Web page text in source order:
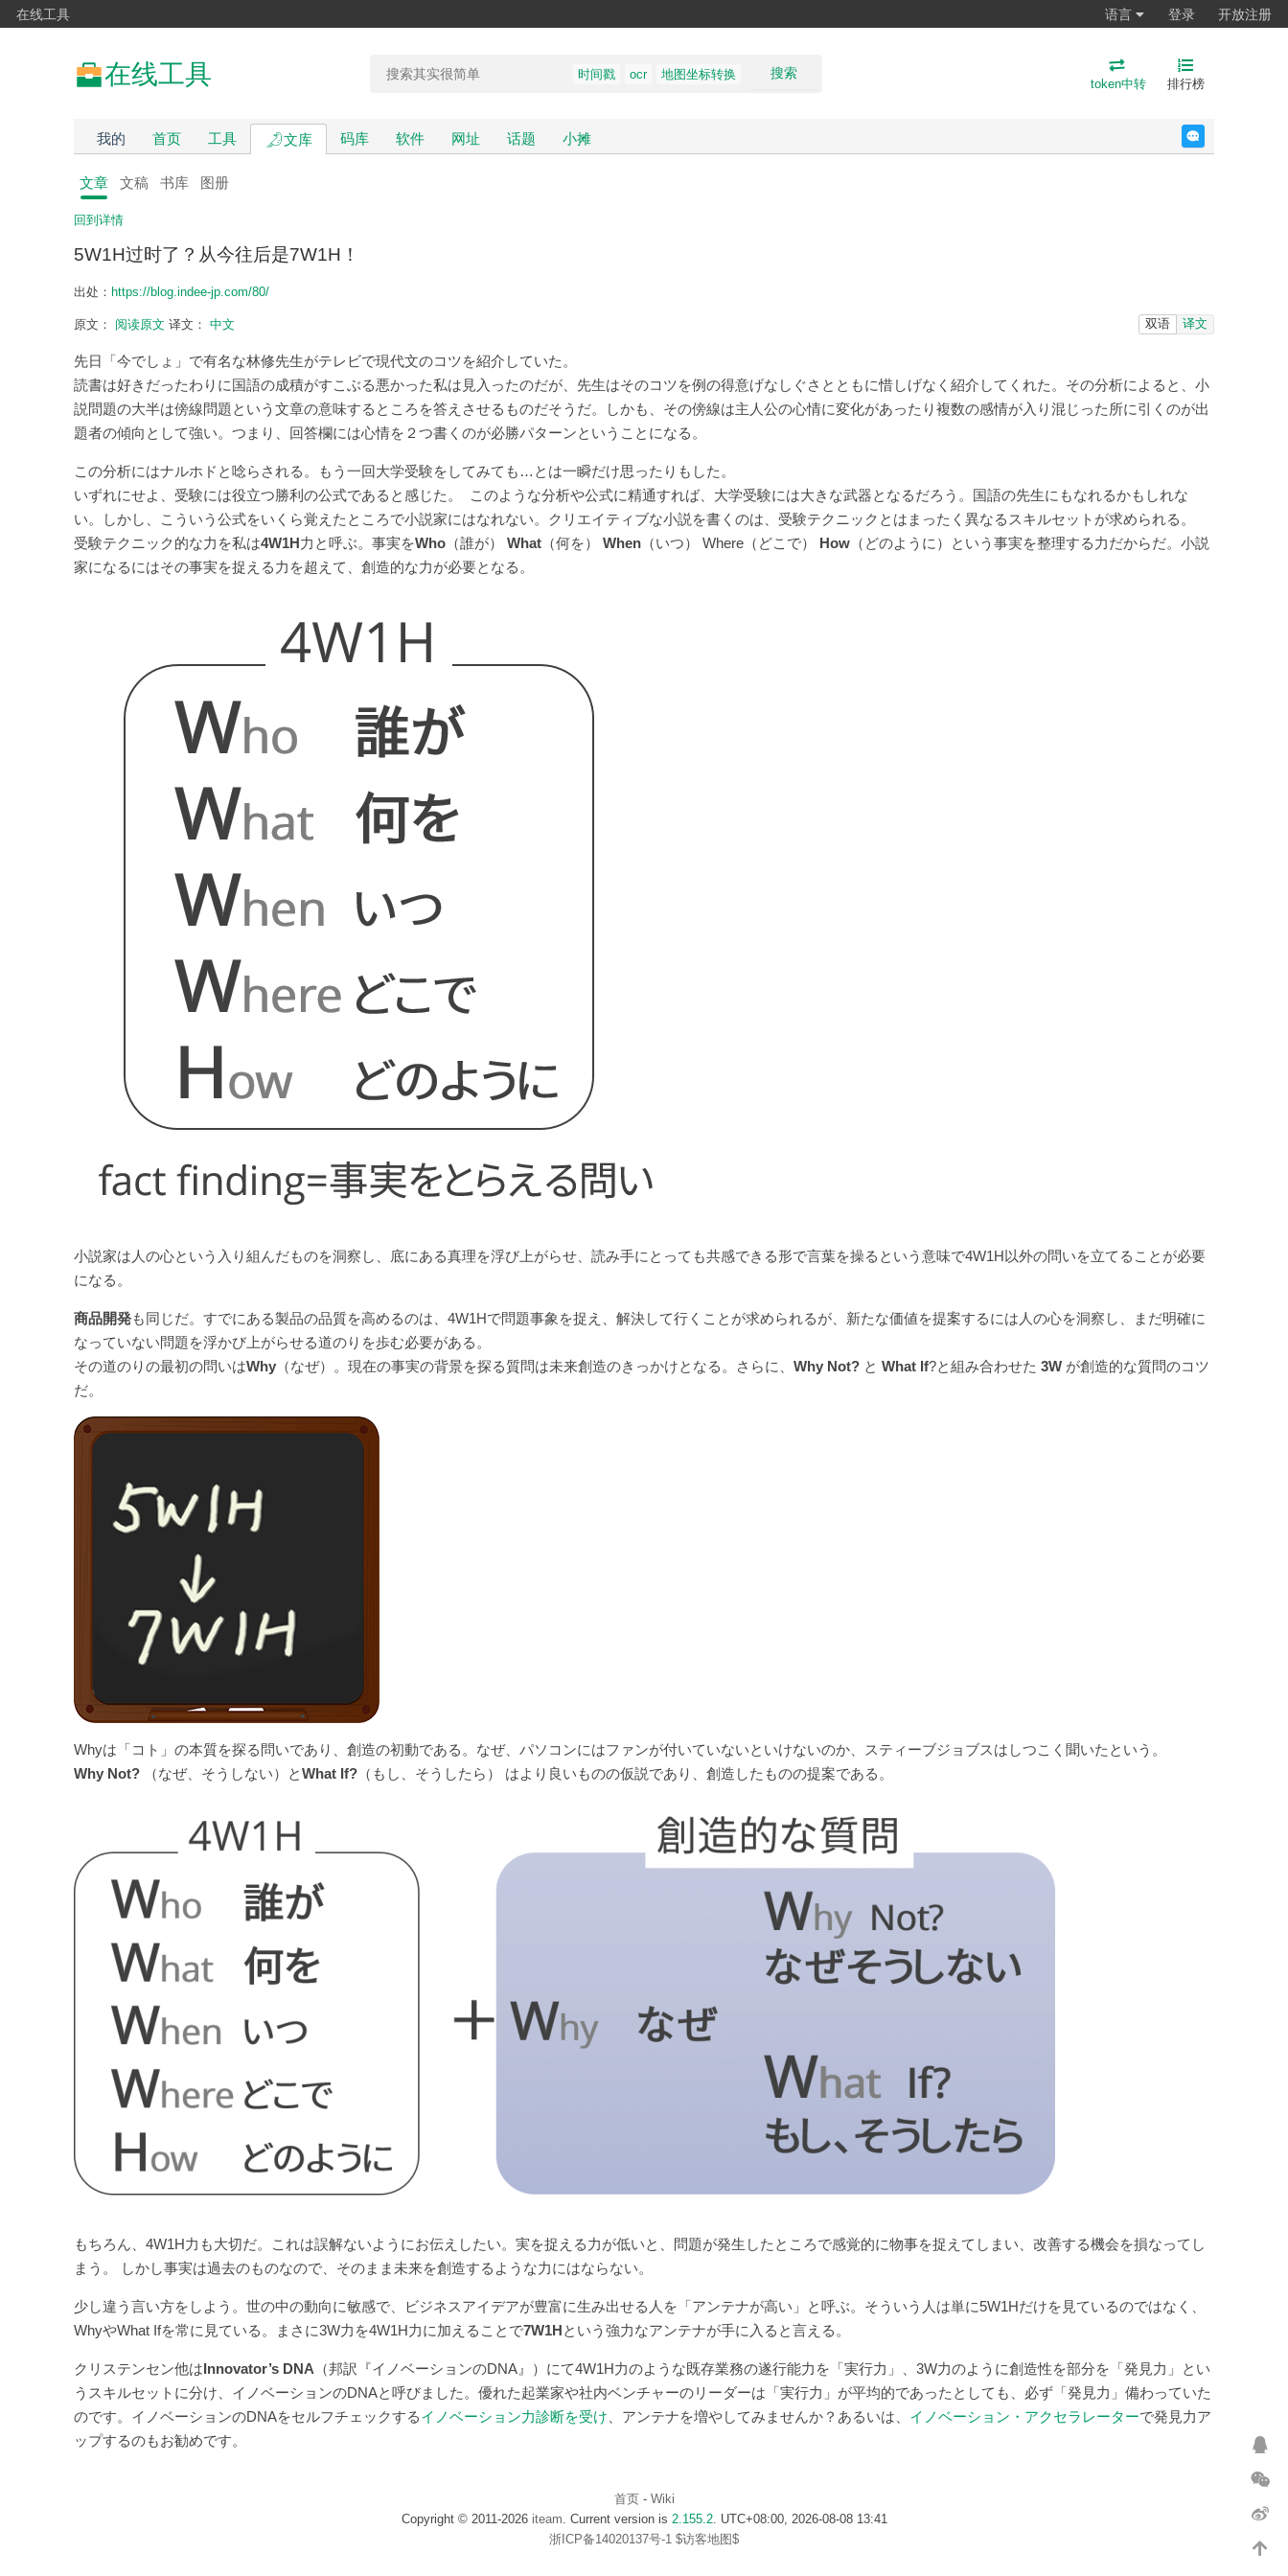
在线工具 语言 登录 开放注册
在线工具 搜索
时间戳 ocr 地图坐标转换
token中转 排行榜
我的 首页 工具 文库 码库 软件 网址 话题 小摊
文章 文稿 书库 图册
回到详情
5W1H过时了？从今往后是7W1H！
出处： https://blog.indee-jp.com/80/
原文： 阅读原文 译文： 中文 双语 译文
先日「今でしょ」で有名な林修先生がテレビで現代文のコツを紹介していた。
読書は好きだったわりに国語の成積がすこぶる悪かった私は見入ったのだが、先生はそのコツを例の得意げなしぐさとともに惜しげなく紹介してくれた。その分析によると、小
説問題の大半は傍線問題という文章の意味するところを答えさせるものだそうだ。しかも、その傍線は主人公の心情に変化があったり複数の感情が入り混じった所に引くのが出
題者の傾向として強い。つまり、回答欄には心情を２つ書くのが必勝パターンということになる。
この分析にはナルホドと唸らされる。もう一回大学受験をしてみても…とは一瞬だけ思ったりもした。
いずれにせよ、受験には役立つ勝利の公式であると感じた。 このような分析や公式に精通すれば、大学受験には大きな武器となるだろう。国語の先生にもなれるかもしれな
い。しかし、こういう公式をいくら覚えたところで小説家にはなれない。クリエイティブな小説を書くのは、受験テクニックとはまったく異なるスキルセットが求められる。
受験テクニック的な力を私は4W1H力と呼ぶ。事実をWho （誰が） What （何を） When （いつ） Where（どこで） How （どのように）という事実を整理する力だからだ。小説
家になるにはその事実を捉える力を超えて、創造的な力が必要となる。
小説家は人の心という入り組んだものを洞察し、底にある真理を浮び上がらせ、読み手にとっても共感できる形で言葉を操るという意味で4W1H以外の問いを立てることが必要
になる。
商品開発も同じだ。すでにある製品の品質を高めるのは、4W1Hで問題事象を捉え、解決して行くことが求められるが、新たな価値を提案するには人の心を洞察し、まだ明確に
なっていない問題を浮かび上がらせる道のりを歩む必要がある。
その道のりの最初の問いはWhy （なぜ）。現在の事実の背景を探る質問は未来創造のきっかけとなる。さらに、 Why Not? と What If?と組み合わせた 3W が創造的な質問のコツ
だ。
Whyは「コト」の本質を探る問いであり、創造の初動である。なぜ、パソコンにはファンが付いていないといけないのか、スティーブジョブスはしつこく聞いたという。
Why Not? （なぜ、そうしない）とWhat If? （もし、そうしたら） はより良いものの仮説であり、創造したものの提案である。
もちろん、4W1H力も大切だ。これは誤解ないようにお伝えしたい。実を捉える力が低いと、問題が発生したところで感覚的に物事を捉えてしまい、改善する機会を損なってし
まう。 しかし事実は過去のものなので、そのまま未来を創造するような力にはならない。
少し違う言い方をしよう。世の中の動向に敏感で、ビジネスアイデアが豊富に生み出せる人を「アンテナが高い」と呼ぶ。そういう人は単に5W1Hだけを見ているのではなく、
WhyやWhat Ifを常に見ている。まさに3W力を4W1H力に加えることで7W1Hという強力なアンテナが手に入ると言える。
クリステンセン他はInnovator’s DNA （邦訳『イノベーションのDNA』）にて4W1H力のような既存業務の遂行能力を「実行力」、3W力のように創造性を部分を「発見力」とい
うスキルセットに分け、イノベーションのDNAと呼びました。優れた起業家や社内ベンチャーのリーダーは「実行力」が平均的であったとしても、必ず「発見力」備わっていた
のです。イノベーションのDNAをセルフチェックするイノベーション力診断を受け 、アンテナを増やしてみませんか？あるいは、 イノベーション・アクセラレーターで発見力ア
ップするのもお勧めです。
首页- Wiki
Copyright © 2011-2026 iteam. Current version is 2.155.2. UTC+08:00, 2026-08-08 13:41
浙ICP备14020137号-1 $访客地图$